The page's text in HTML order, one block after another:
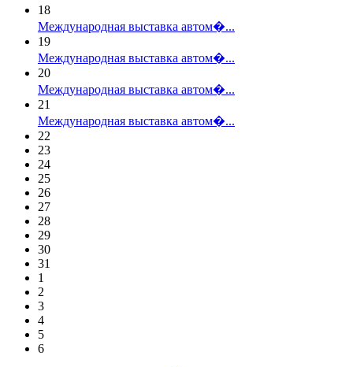
18
Международная выставка автом�...
19
Международная выставка автом�...
20
Международная выставка автом�...
21
Международная выставка автом�...
22
23
24
25
26
27
28
29
30
31
1
2
3
4
5
6